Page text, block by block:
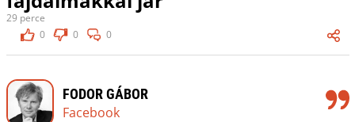
29 perce
0
0 0
FODOR GÁBOR
Facebook